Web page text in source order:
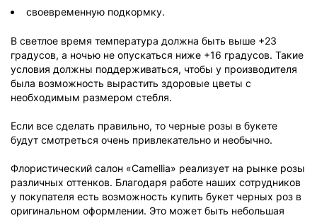
своевременную подкормку.
В светлое время температура должна быть выше +23
градусов, а ночью не опускаться ниже +16 градусов. Такие
условия должны поддерживаться, чтобы у производителя
была возможность вырастить здоровые цветы с
необходимым размером стебля.
Если все сделать правильно, то черные розы в букете
будут смотреться очень привлекательно и необычно.
Флористический салон «Camellia» реализует на рынке розы
различных оттенков. Благодаря работе наших сотрудников
у покупателя есть возможность купить букет черных роз в
оригинальном оформлении. Это может быть небольшая